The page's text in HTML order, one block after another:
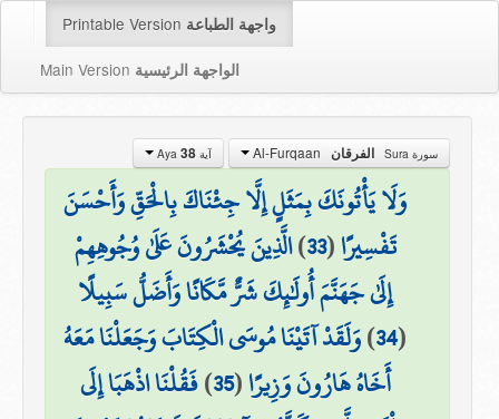
Printable Version واجهة الطباعة
Main Version الواجهة الرئيسية
سورة Sura الفرقان آية Aya38
وَلَا يَأْتُونَكَ بِمَثَلٍ إِلَّا جِئْنَاكَ بِالْحَقِّ وَأَحْسَنَ
تَفْسِيرًا(
33
)الَّذِينَ يُحْشَرُونَ عَلَىٰ وُجُوهِهِمْ
إِلَىٰ جَهَنَّمَ أُولَٰئِكَ شَرٌّ مَّكَانًا وَأَضَلُّ سَبِيلًا
(
34
)وَلَقَدْ آتَيْنَا مُوسَى الْكِتَابَ وَجَعَلْنَا مَعَهُ
أَخَاهُ هَارُونَ وَزِيرًا(
35
)فَقُلْنَا اذْهَبَا إِلَى